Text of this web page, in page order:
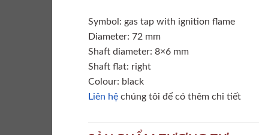
Symbol: gas tap with ignition flame
Diameter: 72 mm
Shaft diameter: 8×6 mm
Shaft flat: right
Colour: black
Liên hệ chúng tôi để có thêm chi tiết